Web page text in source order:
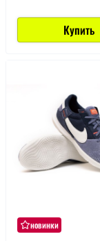
Купить
новинки